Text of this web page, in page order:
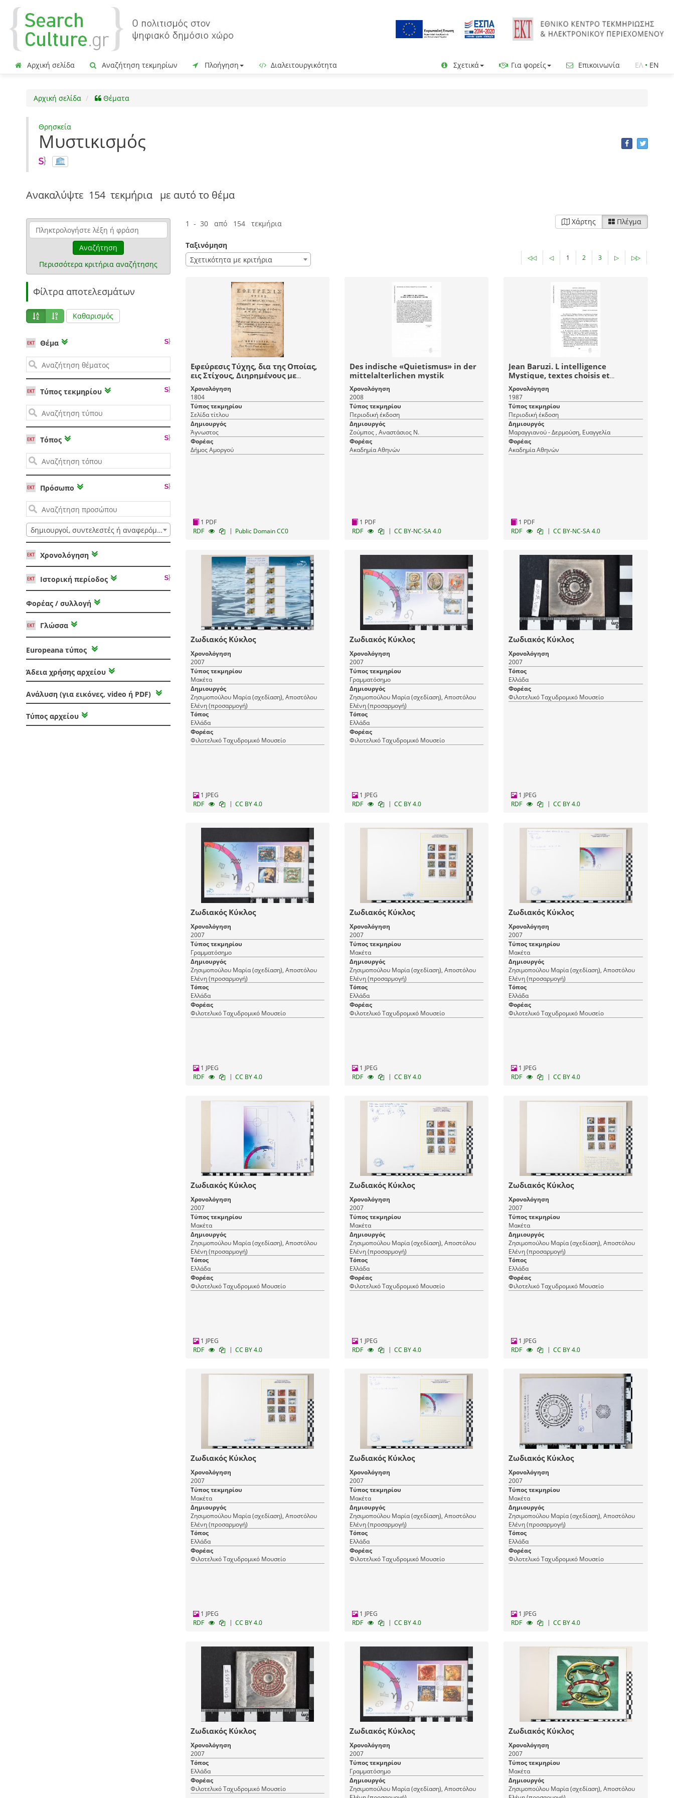
Αρχική σελίδα Αναζήτηση τεκμηρίων Πλοήγηση Διαλειτουργικότητα Σχετικά Για φορείς Επικοινωνία ΕΛ • EN
Αρχική σελίδα Θέματα
Θρησκεία
Μυστικισμός
Ανακαλύψτε 154 τεκμήρια με αυτό το θέμα
Αναζήτηση
Περισσότερα κριτήρια αναζήτησης
Φίλτρα αποτελεσμάτων
Καθαρισμός
Θέμα
Τύπος τεκμηρίου
Τόπος
Πρόσωπο
δημιουργοί, συντελεστές ή αναφερόμενοι
Χρονολόγηση
Ιστορική περίοδος
Φορέας / συλλογή
Γλώσσα
Europeana τύπος
Άδεια χρήσης αρχείου
Ανάλυση (για εικόνες, video ή PDF)
Τύπος αρχείου
1 - 30 από 154 τεκμήρια Χάρτης Πλέγμα
Ταξινόμηση
Σχετικότητα με κριτήρια
◁◁ ◁ 1 2 3 ▷ ▷▷
Εφεύρεσις Τύχης, δια της Οποίας,
εις Στίχους, Διηρημένους με
Αριθμητικόν Τρόπον,Δύναται
Έκαστος να Δοκιμάσει το Ροιζικόν
του, με το Μέσον τής Σφαίρας
Χρονολόγηση
1804
Τύπος τεκμηρίου
Σελίδα τίτλου
Δημιουργός
Άγνωστος
Φορέας
Δήμος Αμοργού
1 PDF
RDF
| Public Domain CC0
Des indische «Quietismus» in der
mittelalterlichen mystik
Χρονολόγηση
2008
Τύπος τεκμηρίου
Περιοδική έκδοση
Δημιουργός
Ζούμπος , Αναστάσιος Ν.
Φορέας
Ακαδημία Αθηνών
1 PDF
RDF
| CC BY-NC-SA 4.0
Jean Baruzi. L intelligence
Mystique, textes choisis et
présentés par Jean - Louis Vieillard
- Baron, Paris, L' Ile Vert, Berg
International, 1985
Χρονολόγηση
1987
Τύπος τεκμηρίου
Περιοδική έκδοση
Δημιουργός
Μαραγγιανού - Δερμούση, Ευαγγελία
Φορέας
Ακαδημία Αθηνών
1 PDF
RDF
| CC BY-NC-SA 4.0
Ζωδιακός Κύκλος
Χρονολόγηση
2007
Τύπος τεκμηρίου
Μακέτα
Δημιουργός
Ζησιμοπούλου Μαρία (σχεδίαση), Αποστόλου
Ελένη (προσαρμογή)
Τόπος
Ελλάδα
Φορέας
Φιλοτελικό Ταχυδρομικό Μουσείο
1 JPEG
RDF
| CC BY 4.0
Ζωδιακός Κύκλος
Χρονολόγηση
2007
Τύπος τεκμηρίου
Γραμματόσημο
Δημιουργός
Ζησιμοπούλου Μαρία (σχεδίαση), Αποστόλου
Ελένη (προσαρμογή)
Τόπος
Ελλάδα
Φορέας
Φιλοτελικό Ταχυδρομικό Μουσείο
1 JPEG
RDF
| CC BY 4.0
Ζωδιακός Κύκλος
Χρονολόγηση
2007
Τόπος
Ελλάδα
Φορέας
Φιλοτελικό Ταχυδρομικό Μουσείο
1 JPEG
RDF
| CC BY 4.0
Ζωδιακός Κύκλος
Χρονολόγηση
2007
Τύπος τεκμηρίου
Γραμματόσημο
Δημιουργός
Ζησιμοπούλου Μαρία (σχεδίαση), Αποστόλου
Ελένη (προσαρμογή)
Τόπος
Ελλάδα
Φορέας
Φιλοτελικό Ταχυδρομικό Μουσείο
1 JPEG
RDF
| CC BY 4.0
Ζωδιακός Κύκλος
Χρονολόγηση
2007
Τύπος τεκμηρίου
Μακέτα
Δημιουργός
Ζησιμοπούλου Μαρία (σχεδίαση), Αποστόλου
Ελένη (προσαρμογή)
Τόπος
Ελλάδα
Φορέας
Φιλοτελικό Ταχυδρομικό Μουσείο
1 JPEG
RDF
| CC BY 4.0
Ζωδιακός Κύκλος
Χρονολόγηση
2007
Τύπος τεκμηρίου
Μακέτα
Δημιουργός
Ζησιμοπούλου Μαρία (σχεδίαση), Αποστόλου
Ελένη (προσαρμογή)
Τόπος
Ελλάδα
Φορέας
Φιλοτελικό Ταχυδρομικό Μουσείο
1 JPEG
RDF
| CC BY 4.0
Ζωδιακός Κύκλος
Χρονολόγηση
2007
Τύπος τεκμηρίου
Μακέτα
Δημιουργός
Ζησιμοπούλου Μαρία (σχεδίαση), Αποστόλου
Ελένη (προσαρμογή)
Τόπος
Ελλάδα
Φορέας
Φιλοτελικό Ταχυδρομικό Μουσείο
1 JPEG
RDF
| CC BY 4.0
Ζωδιακός Κύκλος
Χρονολόγηση
2007
Τύπος τεκμηρίου
Μακέτα
Δημιουργός
Ζησιμοπούλου Μαρία (σχεδίαση), Αποστόλου
Ελένη (προσαρμογή)
Τόπος
Ελλάδα
Φορέας
Φιλοτελικό Ταχυδρομικό Μουσείο
1 JPEG
RDF
| CC BY 4.0
Ζωδιακός Κύκλος
Χρονολόγηση
2007
Τύπος τεκμηρίου
Μακέτα
Δημιουργός
Ζησιμοπούλου Μαρία (σχεδίαση), Αποστόλου
Ελένη (προσαρμογή)
Τόπος
Ελλάδα
Φορέας
Φιλοτελικό Ταχυδρομικό Μουσείο
1 JPEG
RDF
| CC BY 4.0
Ζωδιακός Κύκλος
Χρονολόγηση
2007
Τύπος τεκμηρίου
Μακέτα
Δημιουργός
Ζησιμοπούλου Μαρία (σχεδίαση), Αποστόλου
Ελένη (προσαρμογή)
Τόπος
Ελλάδα
Φορέας
Φιλοτελικό Ταχυδρομικό Μουσείο
1 JPEG
RDF
| CC BY 4.0
Ζωδιακός Κύκλος
Χρονολόγηση
2007
Τύπος τεκμηρίου
Μακέτα
Δημιουργός
Ζησιμοπούλου Μαρία (σχεδίαση), Αποστόλου
Ελένη (προσαρμογή)
Τόπος
Ελλάδα
Φορέας
Φιλοτελικό Ταχυδρομικό Μουσείο
1 JPEG
RDF
| CC BY 4.0
Ζωδιακός Κύκλος
Χρονολόγηση
2007
Τύπος τεκμηρίου
Μακέτα
Δημιουργός
Ζησιμοπούλου Μαρία (σχεδίαση), Αποστόλου
Ελένη (προσαρμογή)
Τόπος
Ελλάδα
Φορέας
Φιλοτελικό Ταχυδρομικό Μουσείο
1 JPEG
RDF
| CC BY 4.0
Ζωδιακός Κύκλος
Χρονολόγηση
2007
Τόπος
Ελλάδα
Φορέας
Φιλοτελικό Ταχυδρομικό Μουσείο
Ζωδιακός Κύκλος
Χρονολόγηση
2007
Τύπος τεκμηρίου
Γραμματόσημο
Δημιουργός
Ζησιμοπούλου Μαρία (σχεδίαση), Αποστόλου
Ζωδιακός Κύκλος
Χρονολόγηση
2007
Τύπος τεκμηρίου
Μακέτα
Δημιουργός
Ζησιμοπούλου Μαρία (σχεδίαση), Αποστόλου